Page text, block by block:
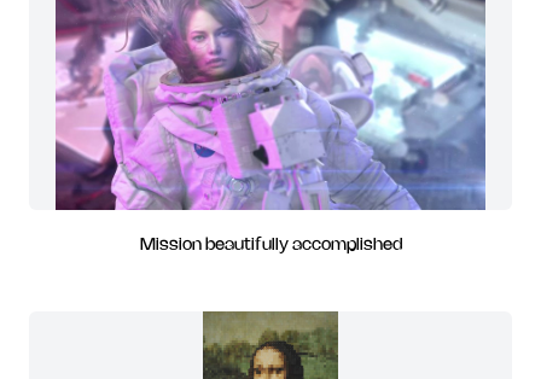
Mission beautifully accomplished